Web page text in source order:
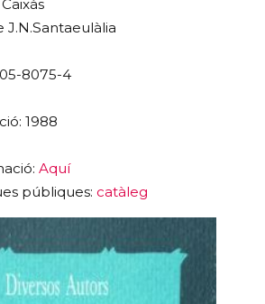
J.N.Santaeulàlia
8075-4
1988
Aquí
públiques: catàleg